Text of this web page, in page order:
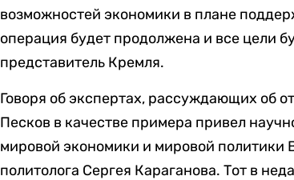
возможностей экономики в плане
операция будет продолжена и все цели
представитель Кремля.
Говоря об экспертах, рассуждающих об
Песков в качестве примера привел
мировой экономики и мировой
политолога Сергея Караганова. Тот в